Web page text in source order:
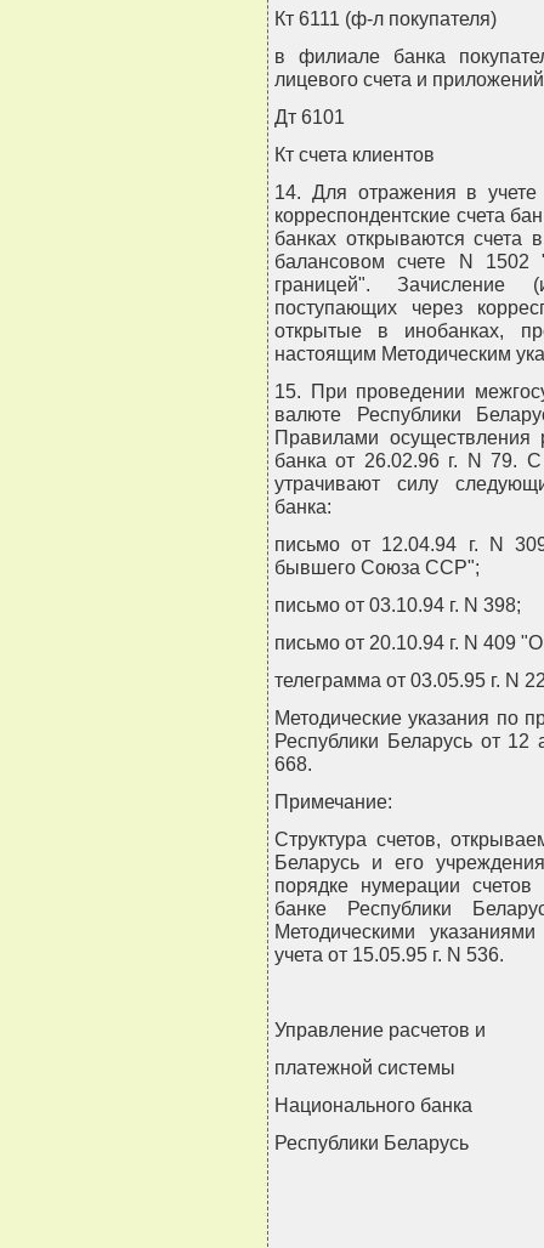
Кт 6111 (ф-л покупателя)
в филиале банка
лицевого счета и
Дт 6101
Кт счета клиентов
14. Для отражения в
корреспондентские счета
банках открываются
балансовом счете N 1502
границей". Зачисление
поступающих через
открытые в инобанках,
настоящим Методическим
15. При проведении
валюте Республики
Правилами осуществления
банка от 26.02.96 г. N 79.
утрачивают силу
банка:
письмо от 12.04.94 г. N
бывшего Союза ССР";
письмо от 03.10.94 г. N 398;
письмо от 20.10.94 г. N 409
телеграмма от 03.05.95 г. N
Методические указания по
Республики Беларусь от
668.
Примечание:
Структура счетов,
Беларусь и его
порядке нумерации
банке Республики
Методическими
учета от 15.05.95 г. N 536.
Управление расчетов и
платежной системы
Национального банка
Республики Беларусь